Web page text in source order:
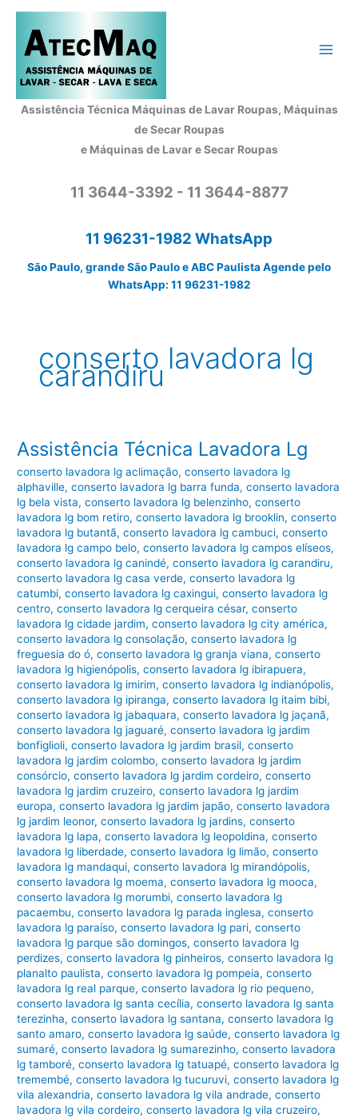
Assistência Técnica Máquinas de Lavar Roupas, Máquinas
de Secar Roupas
e Máquinas de Lavar e Secar Roupas
11 3644-3392 - 11 3644-8877
11 96231-1982 WhatsApp
São Paulo, grande São Paulo e ABC Paulista Agende pelo
WhatsApp: 11 96231-1982
conserto lavadora lg
carandiru
Assistência Técnica Lavadora Lg
conserto lavadora lg aclimação,conserto lavadora lg
alphaville,conserto lavadora lg barra funda,conserto lavadora
lg bela vista,conserto lavadora lg belenzinho,conserto
lavadora lg bom retiro,conserto lavadora lg brooklin,conserto
lavadora lg butantã,conserto lavadora lg cambuci,conserto
lavadora lg campo belo,conserto lavadora lg campos elíseos,
conserto lavadora lg canindé,conserto lavadora lg carandiru,
conserto lavadora lg casa verde,conserto lavadora lg
catumbi,conserto lavadora lg caxingui,conserto lavadora lg
centro,conserto lavadora lg cerqueira césar,conserto
lavadora lg cidade jardim,conserto lavadora lg city américa,
conserto lavadora lg consolação,conserto lavadora lg
freguesia do ó,conserto lavadora lg granja viana,conserto
lavadora lg higienópolis,conserto lavadora lg ibirapuera,
conserto lavadora lg imirim,conserto lavadora lg indianópolis,
conserto lavadora lg ipiranga,conserto lavadora lg itaim bibi,
conserto lavadora lg jabaquara,conserto lavadora lg jaçanã,
conserto lavadora lg jaguaré,conserto lavadora lg jardim
bonfiglioli,conserto lavadora lg jardim brasil,conserto
lavadora lg jardim colombo,conserto lavadora lg jardim
consórcio,conserto lavadora lg jardim cordeiro,conserto
lavadora lg jardim cruzeiro,conserto lavadora lg jardim
europa,conserto lavadora lg jardim japão,conserto lavadora
lg jardim leonor,conserto lavadora lg jardins,conserto
lavadora lg lapa,conserto lavadora lg leopoldina,conserto
lavadora lg liberdade,conserto lavadora lg limão,conserto
lavadora lg mandaqui,conserto lavadora lg mirandópolis,
conserto lavadora lg moema,conserto lavadora lg mooca,
conserto lavadora lg morumbi,conserto lavadora lg
pacaembu,conserto lavadora lg parada inglesa,conserto
lavadora lg paraíso,conserto lavadora lg pari,conserto
lavadora lg parque são domingos,conserto lavadora lg
perdizes,conserto lavadora lg pinheiros,conserto lavadora lg
planalto paulista,conserto lavadora lg pompeia,conserto
lavadora lg real parque,conserto lavadora lg rio pequeno,
conserto lavadora lg santa cecília,conserto lavadora lg santa
terezinha,conserto lavadora lg santana,conserto lavadora lg
santo amaro,conserto lavadora lg saúde,conserto lavadora lg
sumaré,conserto lavadora lg sumarezinho,conserto lavadora
lg tamboré,conserto lavadora lg tatuapé,conserto lavadora lg
tremembé,conserto lavadora lg tucuruvi,conserto lavadora lg
vila alexandria,conserto lavadora lg vila andrade,conserto
lavadora lg vila cordeiro,conserto lavadora lg vila cruzeiro,